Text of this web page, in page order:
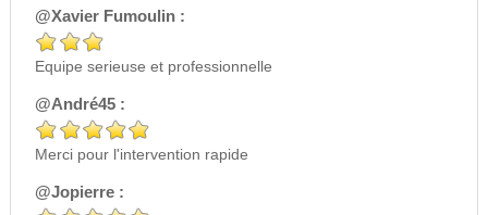
@Xavier Fumoulin :
Equipe serieuse et professionnelle
@André45 :
Merci pour l'intervention rapide
@Jopierre :